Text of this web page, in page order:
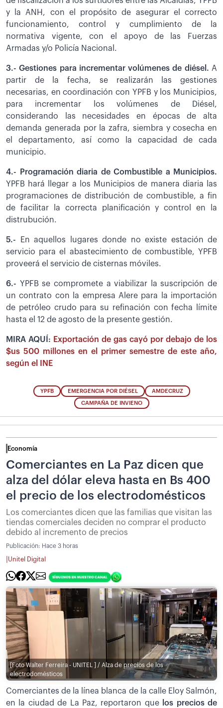
y la ANH, con el propósito de asegurar el correcto
funcionamiento, control y cumplimiento de la
normativa vigente, con el apoyo de las Fuerzas
Armadas y/o Policía Nacional.
3.- Gestiones para incrementar volúmenes de diésel. A
partir de la fecha, se realizarán las gestiones
necesarias, en coordinación con YPFB y los Municipios,
para incrementar los volúmenes de Diésel,
considerando las necesidades en épocas de alta
demanda generada por la zafra, siembra y cosecha en
el departamento, así como la capacidad de cada
municipio.
4.- Programación diaria de Combustible a Municipios.
YPFB hará llegar a los Municipios de manera diaria las
programaciones de distribución de combustible, a fin
de facilitar la correcta planificación y control en la
distrubución.
5.- En aquellos lugares donde no existe estación de
servicio para el abastecimiento de combustible, YPFB
proveerá el servicio de cisternas móviles.
6.- YPFB se compromete a viabilizar la suscripción de
un contrato con la empresa Alere para la importación
de petróleo crudo para su refinación con fecha límite
hasta el 12 de agosto de la presente gestión.
MIRA AQUÍ: Exportación de gas cayó por debajo de los
$us 500 millones en el primer semestre de este año,
según el INE
YPFB EMERGENCIA POR DIÉSEL AMDECRUZ
CAMPAÑA DE INVIENO
Economía
Comerciantes en La Paz dicen que
alza del dólar eleva hasta en Bs 400
el precio de los electrodomésticos
Los comerciantes dicen que las familias que visitan las
tiendas comerciales deciden no comprar el producto
debido al incremento de precios
Publicación: Hace 3 horas
Unitel Digital
[Foto Walter Ferreira - UNITEL ] / Alza de precios de los
electrodomésticos
Comerciantes de la línea blanca de la calle Eloy Salmón,
en la ciudad de La Paz, reportaron que
los precios de